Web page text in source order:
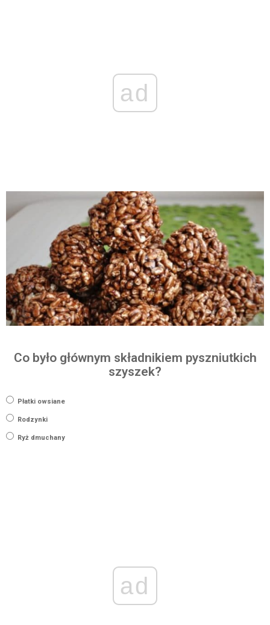
ad
Co było głównym składnikiem pyszniutkich
szyszek?
Płatki owsiane
Rodzynki
Ryż dmuchany
ad